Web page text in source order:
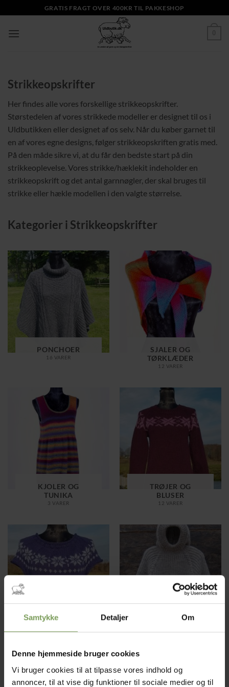
Samtykke Detaljer Om
Denne hjemmeside bruger cookies
Vi bruger cookies til at tilpasse vores indhold og
annoncer, til at vise dig funktioner til sociale medier og til
til
indhold
GRATIS FRAGT OVER 400KR TIL PAKKESHOP
Strikkeopskrifter
Her findes alle vores forskellige strikkeopskrifter.
Størstedelen af vores strikkede modeller er designet til os i
Uldbutikken eller designet af os selv. Når du køber garnet til
en af vores egne designs, følger strikkeopskriften gratis med.
På den måde sikre vi, at du får den bedste start på din
strikkeoplevelse. Vores strikke/hæklekit indeholder en
strikkeopskrift og det antal garnnøgler, der skal bruges til
strikke eller hækle modellen i den valgte størrelse.
Kategorier i Strikkeopskrifter
PONCHOER
16 VARER
SJALER OG
TØRKLÆDER
12 VARER
KJOLER OG
TUNIKA
3 VARER
TRØJER OG
BLUSER
12 VARER
VESTE MV.
16 VARER
TIL BØRN
2 VARER
Strikkeopskrifter i tidløst design.